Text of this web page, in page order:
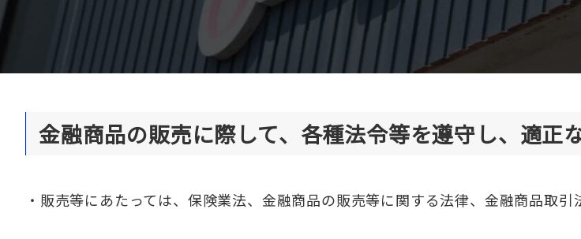
金融商品の販売に際して、各種法令等を遵守し、適正
・販売等にあたっては、保険業法、金融商品の販売等に関する法律、金融商品取